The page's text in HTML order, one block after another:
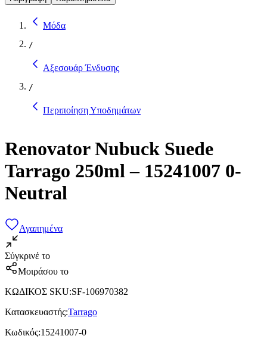
Μόδα
/
Αξεσουάρ Ένδυσης
/
Περιποίηση Υποδημάτων
Renovator Nubuck Suede
Tarrago 250ml – 15241007 0-
Neutral
Αγαπημένα
Σύγκρινέ το
Μοιράσου το
ΚΩΔΙΚΟΣ SKU:SF-106970382
Κατασκευαστής:Tarrago
Κωδικός:15241007-0